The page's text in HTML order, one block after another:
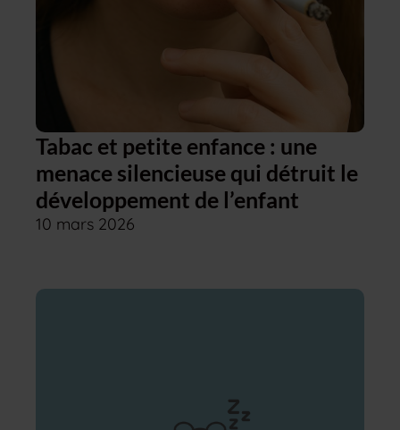
Tabac et petite enfance : une
menace silencieuse qui détruit le
développement de l’enfant
10 mars 2026